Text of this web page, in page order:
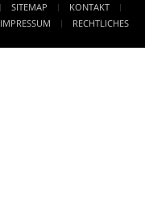
SITEMAP
KONTAKT
IMPRESSUM
RECHTLICHES